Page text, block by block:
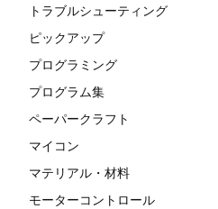
トラブルシューティング
ピックアップ
プログラミング
プログラム集
ペーパークラフト
マイコン
マテリアル・材料
モーターコントロール